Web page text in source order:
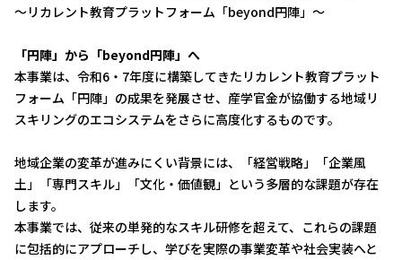
～リカレント教育プラットフォーム「beyond円陣」～
「円陣」から「beyond円陣」へ
本事業は、令和6・ 7年度に構築してきたリカレント教育プラット
フォーム「円陣」 の成果を発展させ、 産学官金が協働する地域リ
スキリングのエコシステムをさらに高度化するものです。
地域企業の変革が進みにくい背景には、「経営戦略」「企業風
土」
「専門スキル」「文化・価値観」 という多層的な課題が存在
します。
本事業では、従来の単発的なスキル研修を超えて、 これらの課題
に包括的にアプローチし、 学びを実際の事業変革や社会実装へと